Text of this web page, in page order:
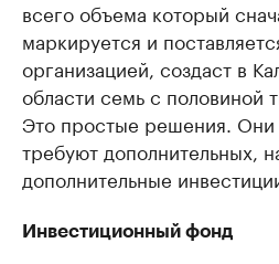
всего объема который
маркируется и
организацией, создаст в
области семь с половиной
Это простые решения. Они
требуют дополнительных,
дополнительные
Инвестиционный фонд